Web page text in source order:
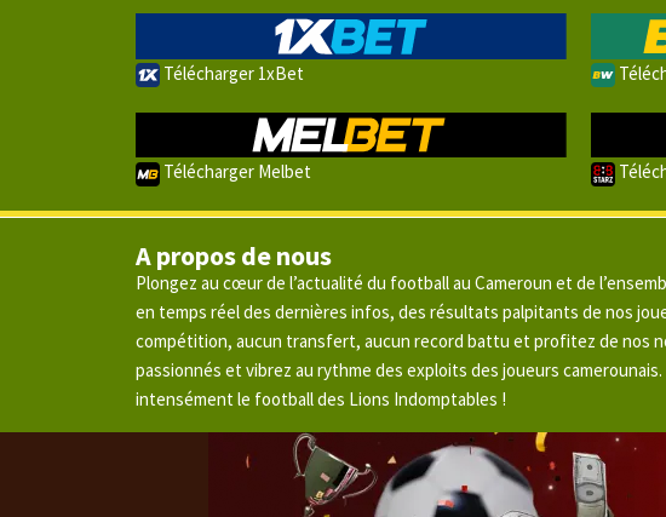
Télécharger 1xBet
Télécharger Melbet
A propos de nous
Plongez au cœur de l’actualité du football au Cameroun et de
en temps réel des dernières infos, des résultats palpitants de nos
compétition, aucun transfert, aucun record battu et profitez de nos
passionnés et vibrez au rythme des exploits des joueurs
intensément le football des Lions Indomptables !